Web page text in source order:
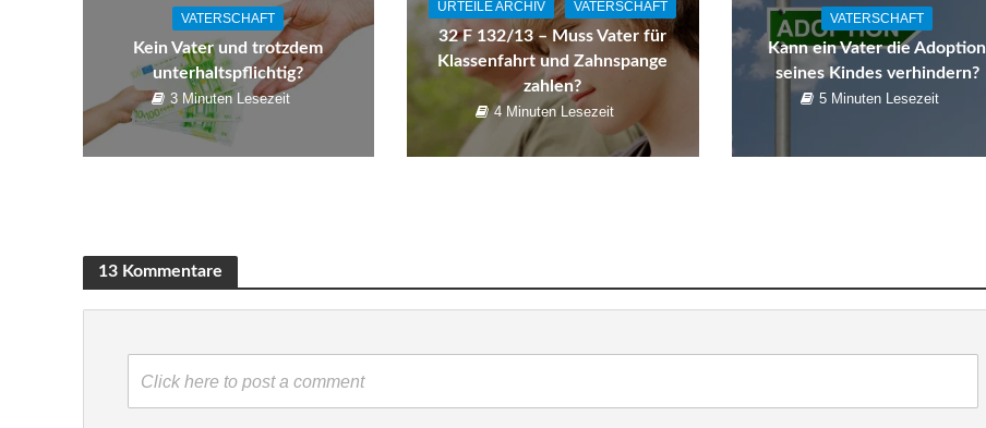
VATERSCHAFT
Kein Vater und trotzdem
unterhaltspflichtig?
3 Minuten Lesezeit
URTEILE ARCHIV VATERSCHAFT
32 F 132/13 – Muss Vater für
Klassenfahrt und Zahnspange
zahlen?
4 Minuten Lesezeit
VATERSCHAFT
Kann ein Vater die Adoption
seines Kindes verhindern?
5 Minuten Lesezeit
13 Kommentare
Click here to post a comment